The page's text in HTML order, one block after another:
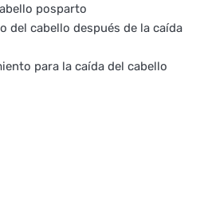
posparto
del cabello después de la caída
para la caída del cabello